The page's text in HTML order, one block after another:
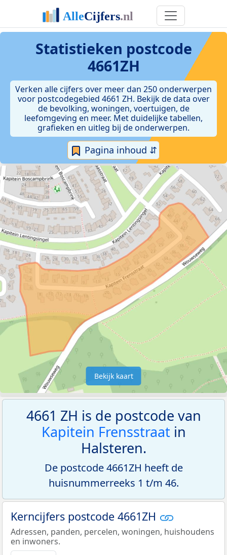
Statistieken postcode
4661ZH
Verken alle cijfers over meer dan 250 onderwerpen
voor postcodegebied 4661 ZH. Bekijk de data over
de bevolking, woningen, voertuigen, de
leefomgeving en meer. Met duidelijke tabellen,
grafieken en uitleg bij de onderwerpen.
Pagina inhoud ⇵
Bekijk kaart
4661 ZH is de postcode van
Kapitein Frensstraatin
Halsteren.
De postcode 4661ZH heeft de
huisnummerreeks 1 t/m 46.
Kerncijfers postcode 4661ZH
Adressen, panden, percelen, woningen, huishoudens
en inwoners.